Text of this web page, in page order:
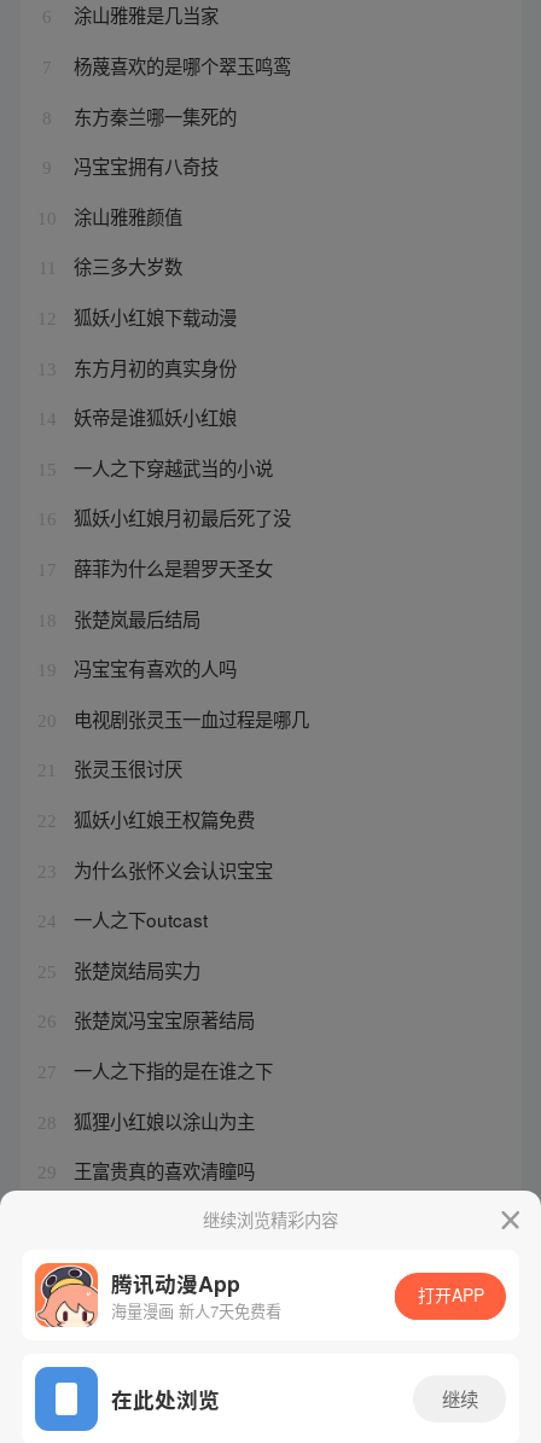
6 涂山雅雅是几当家
7 杨蔑喜欢的是哪个翠玉鸣鸾
8 东方秦兰哪一集死的
9 冯宝宝拥有八奇技
10 涂山雅雅颜值
徐三多大岁数
12 狐妖小红娘下载动漫
13 东方月初的真实身份
14 妖帝是谁狐妖小红娘
15 一人之下穿越武当的小说
16 狐妖小红娘月初最后死了没
17 薛菲为什么是碧罗天圣女
18 张楚岚最后结局
19 冯宝宝有喜欢的人吗
20 电视剧张灵玉一血过程是哪几
21 张灵玉很讨厌
22 狐妖小红娘王权篇免费
23 为什么张怀义会认识宝宝
24 一人之下outcast
25 张楚岚结局实力
26 张楚岚冯宝宝原著结局
27 一人之下指的是在谁之下
28 狐狸小红娘以涂山为主
29 王富贵真的喜欢清瞳吗
涂山容容喜欢什么继续浏览精彩内容
腾讯动漫App
海量漫画 新人7天免费看
打开APP
在此处浏览 继续
网站备案/许可证号：粤B2-20090059-5
Copyright©1998 - 2026 Tencent. All Rights Reserved